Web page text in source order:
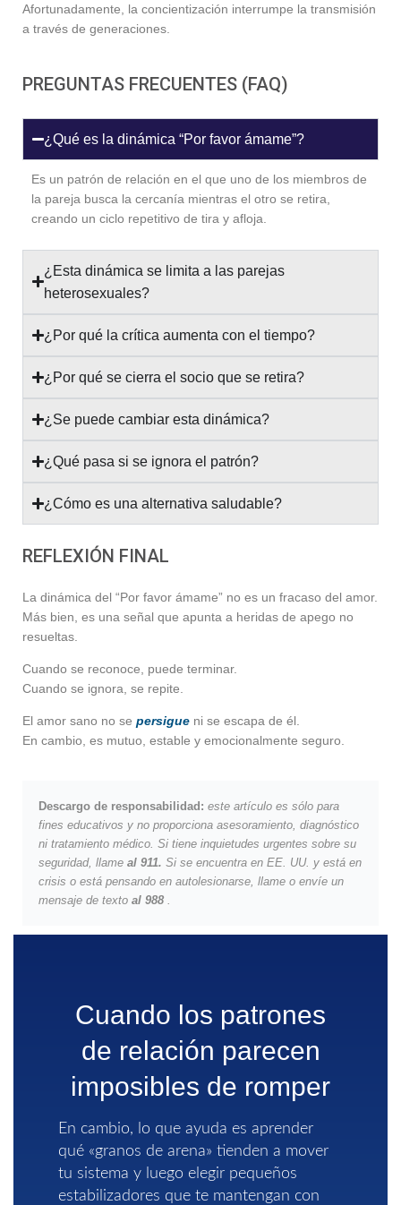
Afortunadamente, la concientización interrumpe la transmisión
a través de generaciones.
PREGUNTAS FRECUENTES (FAQ)
¿Qué es la dinámica “Por favor ámame”?
Es un patrón de relación en el que uno de los miembros de
la pareja busca la cercanía mientras el otro se retira,
creando un ciclo repetitivo de tira y afloja.
¿Esta dinámica se limita a las parejas
heterosexuales?
¿Por qué la crítica aumenta con el tiempo?
¿Por qué se cierra el socio que se retira?
¿Se puede cambiar esta dinámica?
¿Qué pasa si se ignora el patrón?
¿Cómo es una alternativa saludable?
REFLEXIÓN FINAL
La dinámica del “Por favor ámame” no es un fracaso del amor.
Más bien, es una señal que apunta a heridas de apego no
resueltas.
Cuando se reconoce, puede terminar.
Cuando se ignora, se repite.
El amor sano no se persigue ni se escapa de él.
En cambio, es mutuo, estable y emocionalmente seguro.
Descargo de responsabilidad: este artículo es sólo para
fines educativos y no proporciona asesoramiento, diagnóstico
ni tratamiento médico. Si tiene inquietudes urgentes sobre su
seguridad, llame al 911. Si se encuentra en EE. UU. y está en
crisis o está pensando en autolesionarse, llame o envíe un
mensaje de texto al 988
Cuando los patrones
de relación parecen
imposibles de romper
En cambio, lo que ayuda es aprender
qué «granos de arena» tienden a mover
tu sistema y luego elegir pequeños
estabilizadores que te mantengan con